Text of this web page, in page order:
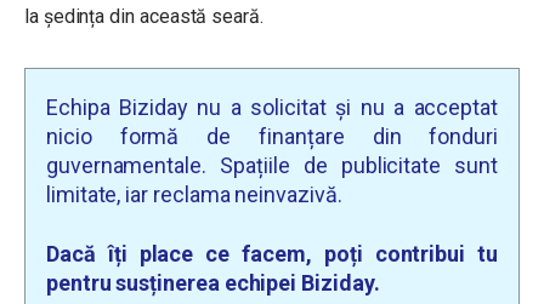
la ședința din această seară.
Echipa Biziday nu a solicitat și nu a acceptat
nicio formă de finanțare din fonduri
guvernamentale. Spațiile de publicitate sunt
limitate, iar reclama neinvazivă.
Dacă îți place ce facem, poți contribui tu
pentru susținerea echipei Biziday.